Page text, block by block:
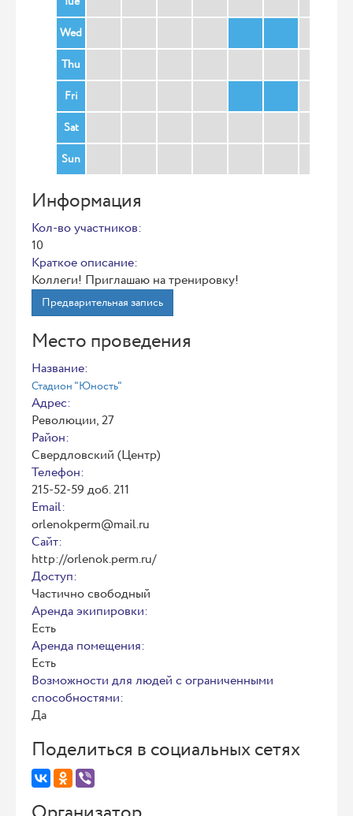
Wed
Thu
Fri
Sat
Sun
Информация
Кол-во участников:
10
Краткое описание:
Коллеги! Приглашаю на тренировку!
Предварительная запись
Место проведения
Название:
Стадион "Юность"
Адрес:
Революции, 27
Район:
Свердловский (Центр)
Телефон:
215-52-59 доб. 211
Email:
orlenokperm@mail.ru
Сайт:
http://orlenok.perm.ru/
Доступ:
Частично свободный
Аренда экипировки:
Есть
Аренда помещения:
Есть
Возможности для людей с ограниченными
способностями:
Да
Поделиться в социальных сетях